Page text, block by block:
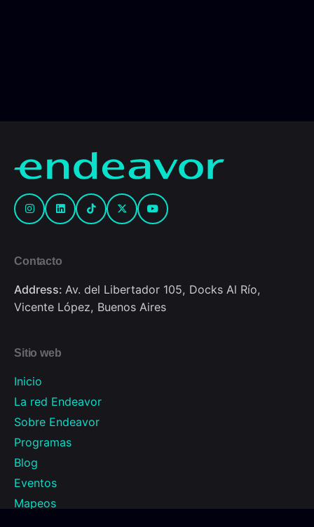
Contacto
Address: Av. del Libertador 105, Docks Al Río,
Vicente López, Buenos Aires
Sitio web
Inicio
La red Endeavor
Sobre Endeavor
Programas
Blog
Eventos
Mapeos